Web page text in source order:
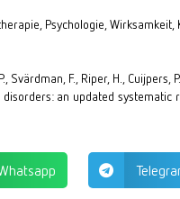
Psychologie, Wirksamkeit,
Svärdman, F., Riper, H.,
an updated systematic